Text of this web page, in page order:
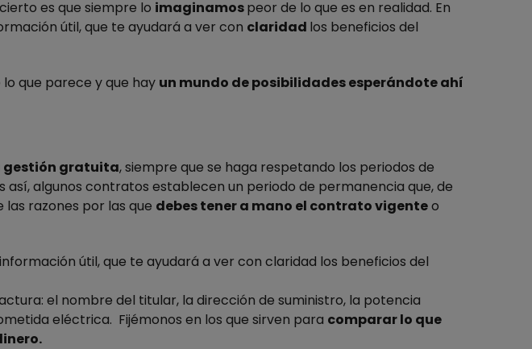
es que siempre lo imaginamospeor de lo que es en realidad. En
útil, que te ayudará a ver con claridad los beneficios del
que parece y que hay un mundo de posibilidades esperándote ahí
gestión gratuita, siempre que se haga respetando los periodos de
algunos contratos establecen un periodo de permanencia que, de
razones por las que debes tener a mano el contrato vigenteo
útil, que te ayudará a ver con claridad los beneficios del
el nombredel titular, la dirección de suministro, la potencia
eléctrica. Fijémonos en los que sirven para comparar lo que